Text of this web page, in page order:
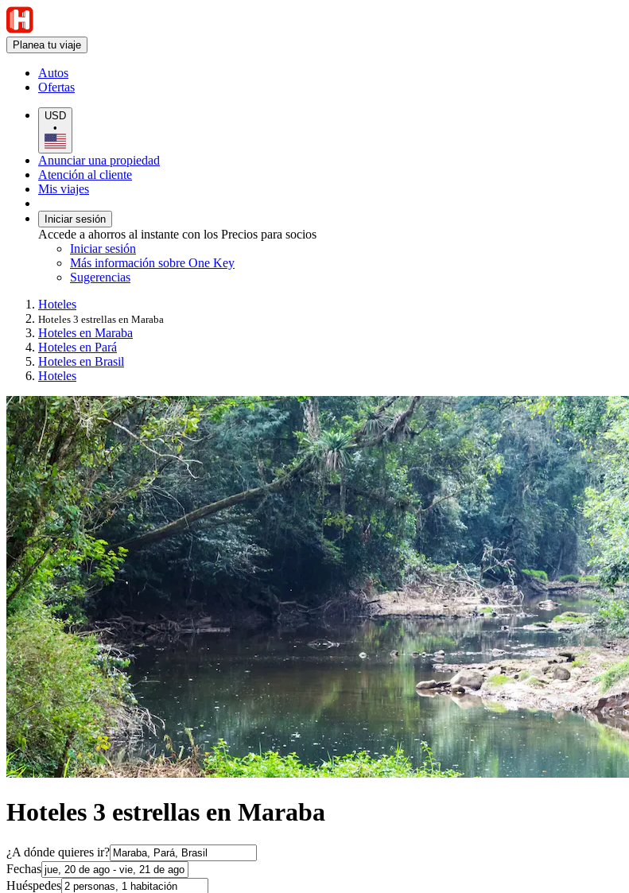
Planea tu viaje
Autos
Ofertas
USD
•
Anunciar una propiedad
Atención al cliente
Mis viajes
Iniciar sesión
Accede a ahorros al instante con los Precios para socios
Iniciar sesión
Más información sobre One Key
Sugerencias
Hoteles
Hoteles 3 estrellas en Maraba
Hoteles en Maraba
Hoteles en Pará
Hoteles en Brasil
Hoteles
Hoteles 3 estrellas en Maraba
¿A dónde quieres ir?
Fechas
Huéspedes